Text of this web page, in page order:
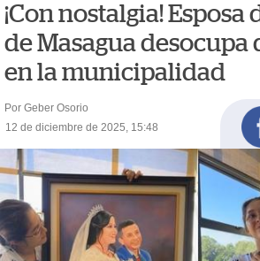
¡Con nostalgia! Esposa
de Masagua desocupa
en la municipalidad
Por Geber Osorio
12 de diciembre de 2025, 15:48